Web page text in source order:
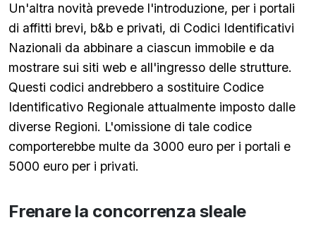
Un'altra novità prevede l'introduzione, per i portali
di affitti brevi, b&b e privati, di Codici Identificativi
Nazionali da abbinare a ciascun immobile e da
mostrare sui siti web e all'ingresso delle strutture.
Questi codici andrebbero a sostituire Codice
Identificativo Regionale attualmente imposto dalle
diverse Regioni. L'omissione di tale codice
comporterebbe multe da 3000 euro per i portali e
5000 euro per i privati.
Frenare la concorrenza sleale